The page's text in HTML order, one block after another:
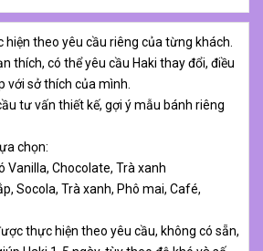
theo yêu cầu riêng của từng khách.
thích, có thể yêu cầu Haki thay đổi, điều
với sở thích của mình.
tư vấn thiết kế, gợi ý mẫu bánh riêng
chọn:
Vanilla, Chocolate, Trà xanh
Socola, Trà xanh, Phô mai, Café,
thực hiện theo yêu cầu, không có sẵn,